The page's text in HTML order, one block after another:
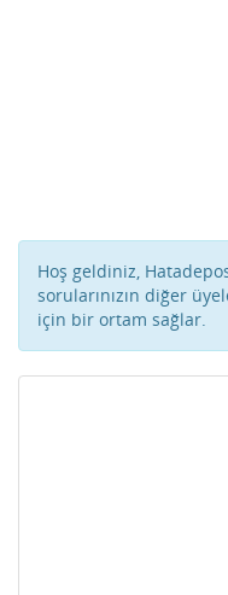
Hoş geldiniz,
sorularınızın diğer
için bir ortam sağlar.